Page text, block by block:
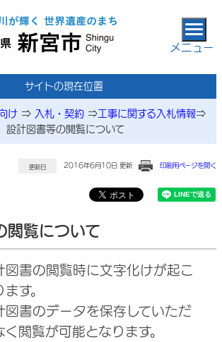
メニュー
サイトの現在位置
け ⇒ 入札・契約 ⇒ 工事に関する入札情報⇒
設計図書等の閲覧について
更新日 2016年6月10日 更新 印刷用ページを開く
閲覧について
書の閲覧時に文字化けが起こ
す。
書のデータを保存していただ
閲覧が可能となります。